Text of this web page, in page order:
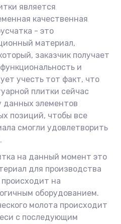
является
качественная
- это
материал,
заказчик получает
и
учесть тот факт, что
плитки сейчас
данных элементов
позиций, чтобы все
смогли удовлетворить
на данный момент это
для производства
происходит на
оборудованием.
молота происходит
с последующим